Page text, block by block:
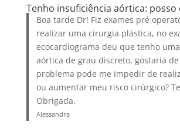
Tenho insuficiência aórtica: posso
Boa tarde Dr! Fiz exames pré
realizar uma cirurgia plástica, no
ecocardiograma deu que tenho
aórtica de grau discreto, gostaria de
problema pode me impedir de
ou aumentar meu risco cirúrgico?
Obrigada.
Alessandra